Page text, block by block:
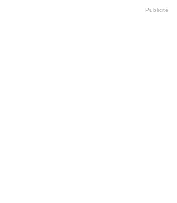
Publicité